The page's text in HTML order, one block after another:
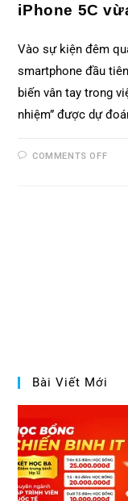
iPhone 5C
Vào sự kiện đêm
smartphone đầu
biến vân tay trong
nhiệm” được dự
COMMENTS OFF
Bài Viết Mới